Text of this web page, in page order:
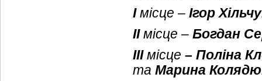
Імісце – Ігор
ІІмісце – Богдан
ІІІмісце – Поліна
та Марина